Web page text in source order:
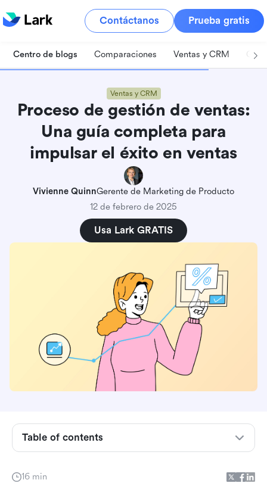
Contáctanos Prueba gratis
Centro de blogs Comparaciones Ventas y CRM
Ventas y CRM
Proceso de gestión de ventas:
Una guía completa para
impulsar el éxito en ventas
Vivienne QuinnGerente de Marketing de Producto
12 de febrero de 2025
Usa Lark GRATIS
16 min
Table of contents
¿Cuál es el proceso de gestión de ventas?